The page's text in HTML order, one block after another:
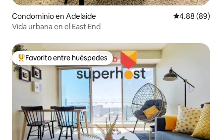
Condominio en Adelaide Calificación
4.88 (89)
Vida urbana en el East End
De los mejores en Favorito entre huéspedes
Favorito entre huéspedes